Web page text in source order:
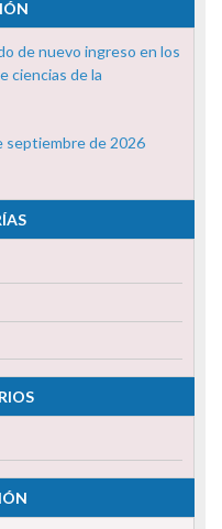
de nuevo ingreso en los
ciencias de la
septiembre de 2026